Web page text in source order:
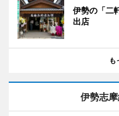
伊勢の「二
出店
も
伊勢志